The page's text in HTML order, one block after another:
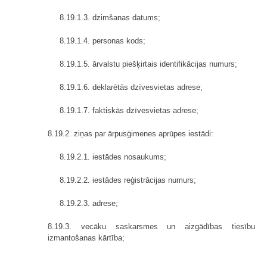
8.19.1.3. dzimšanas datums;
8.19.1.4. personas kods;
8.19.1.5. ārvalstu piešķirtais identifikācijas numurs;
8.19.1.6. deklarētās dzīvesvietas adrese;
8.19.1.7. faktiskās dzīvesvietas adrese;
8.19.2. ziņas par ārpusģimenes aprūpes iestādi:
8.19.2.1. iestādes nosaukums;
8.19.2.2. iestādes reģistrācijas numurs;
8.19.2.3. adrese;
8.19.3. vecāku saskarsmes un aizgādības tiesību
izmantošanas kārtība;